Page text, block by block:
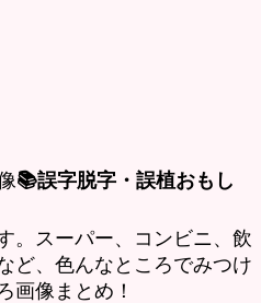
📚誤字脱字・誤植おもし
。スーパー、コンビニ、飲
ど、色んなところでみつけ
画像まとめ！